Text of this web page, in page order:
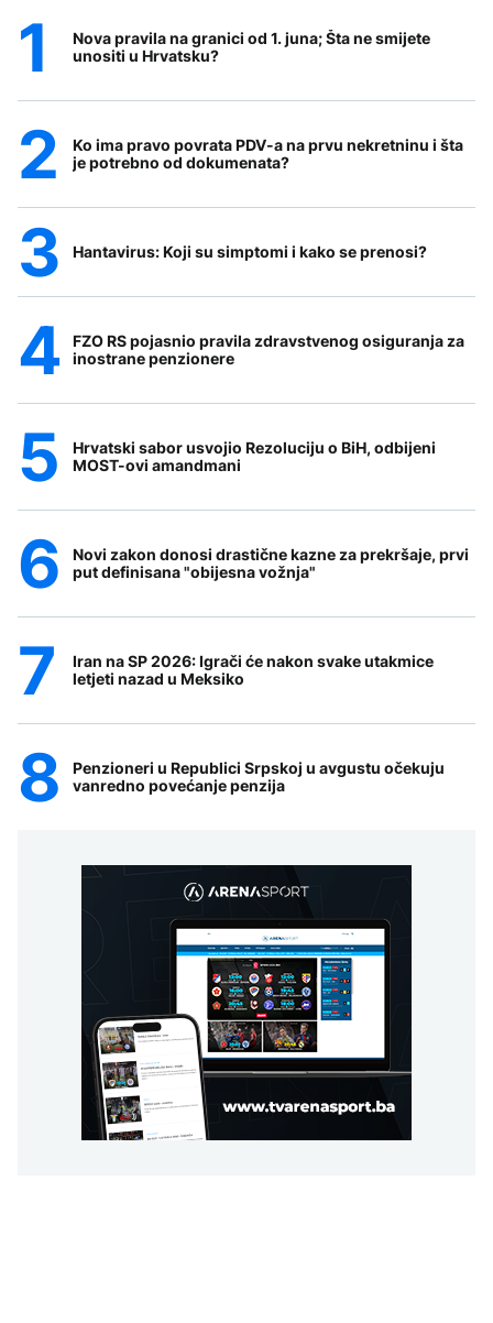
Nova pravila na granici od 1. juna; Šta ne smijete
unositi u Hrvatsku?
Ko ima pravo povrata PDV-a na prvu nekretninu i šta
je potrebno od dokumenata?
Hantavirus: Koji su simptomi i kako se prenosi?
FZO RS pojasnio pravila zdravstvenog osiguranja za
inostrane penzionere
Hrvatski sabor usvojio Rezoluciju o BiH, odbijeni
MOST-ovi amandmani
Novi zakon donosi drastične kazne za prekršaje, prvi
put definisana "obijesna vožnja"
Iran na SP 2026: Igrači će nakon svake utakmice
letjeti nazad u Meksiko
Penzioneri u Republici Srpskoj u avgustu očekuju
vanredno povećanje penzija